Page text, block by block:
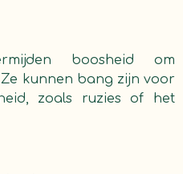
boosheid om
kunnen bang zijn voor
zoals ruzies of het